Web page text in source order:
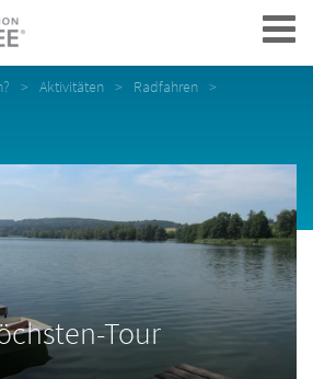
Navigation
Aktivitäten
Radfahren
Tour